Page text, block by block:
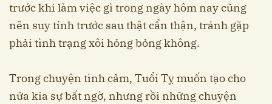
trước khi làm việc gì trong ngày hôm nay cũng
nên suy tính trước sau thật cẩn thận, tránh gặp
phải tình trạng xôi hỏng bỏng không.
Trong chuyện tình cảm, Tuổi Tỵ muốn tạo cho
nửa kia sự bất ngờ, nhưng rồi những chuyện